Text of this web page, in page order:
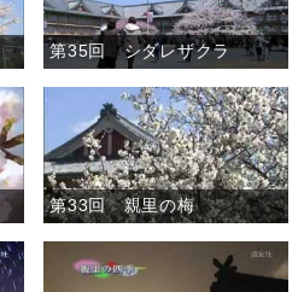
第35回 シダレザクラ
第33回 親里の梅